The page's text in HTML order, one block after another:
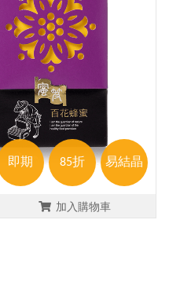
易結晶
85折
即期
加入購物車